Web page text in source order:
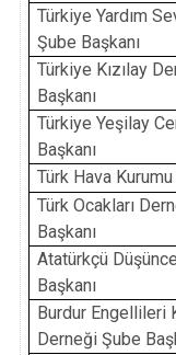
Türkiye Yardım
Şube Başkanı
Türkiye Kızılay
Başkanı
Türkiye Yeşilay
Başkanı
Türk Hava
Türk Ocakları
Başkanı
Atatürkçü
Başkanı
Burdur Engellileri
Derneği Şube